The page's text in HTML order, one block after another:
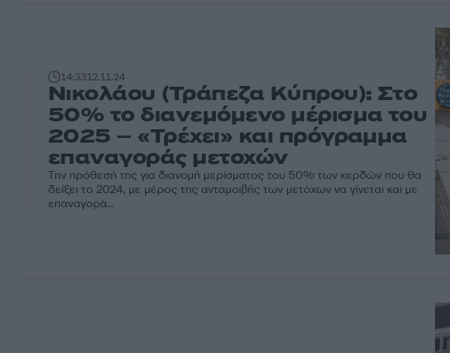
14:3312.11.24
Νικολάου (Τράπεζα Κύπρου): Στο
50% το διανεμόμενο μέρισμα του
2025 – «Τρέχει» και πρόγραμμα
επαναγοράς μετοχών
Την πρόθεσή της για διανομή μερίσματος του 50% των κερδών που θα
δείξει το 2024, με μέρος της ανταμοιβής των μετόχων να γίνεται και με
επαναγορά...